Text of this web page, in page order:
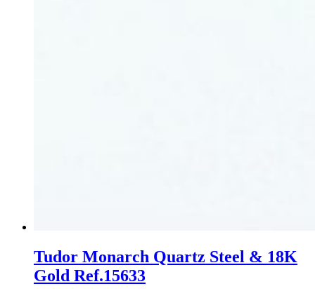
Tudor Monarch Quartz Steel & 18K
Gold Ref.15633